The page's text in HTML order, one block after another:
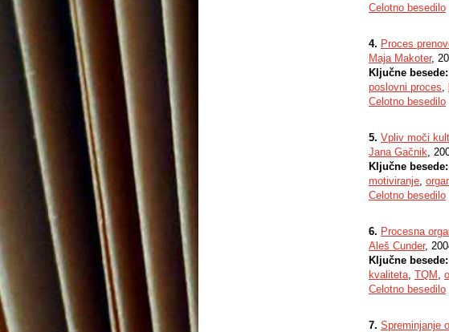
Celotno besedilo
4. Proces
Maja Makoter,
Ključne besede:
poslovni proces,
Celotno besedilo
5. Vpliv moči
Jana Gačnik,
Ključne besede:
motiviranje,
Celotno besedilo
6. Procesna
Aleš Cunder,
Ključne besede:
kvaliteta, TQM ,
Celotno besedilo
7. Spreminjanje